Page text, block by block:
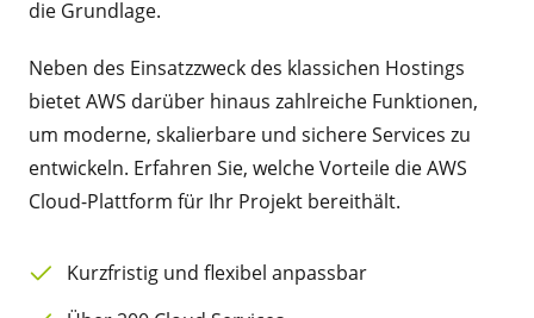
die Grundlage.
Neben des Einsatzzweck des klassichen Hostings
bietet AWS darüber hinaus zahlreiche Funktionen,
um moderne, skalierbare und sichere Services zu
entwickeln. Erfahren Sie, welche Vorteile die AWS
Cloud-Plattform für Ihr Projekt bereithält.
Kurzfristig und flexibel anpassbar